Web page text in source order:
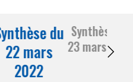
du
22 mars
2022
Synthèse du
23 mars 2022